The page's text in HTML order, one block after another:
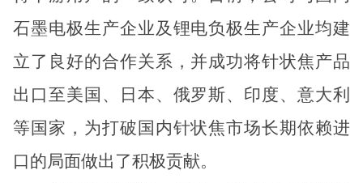
石墨电极生产企业及锂电负极生产企业均建
立了良好的合作关系，并成功将针状焦产品
出口至美国、日本、俄罗斯、印度、意大利
等国家，为打破国内针状焦市场长期依赖进
口的局面做出了积极贡献。